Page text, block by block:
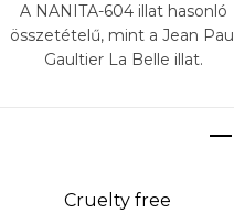
A NANITA-604 illat hasonló
összetételű, mint a Jean Paul
Gaultier La Belle illat.
Cruelty free